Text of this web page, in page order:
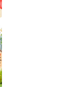
時間以内に発送しています
送日数内に発送しています
いいね！
いいね！